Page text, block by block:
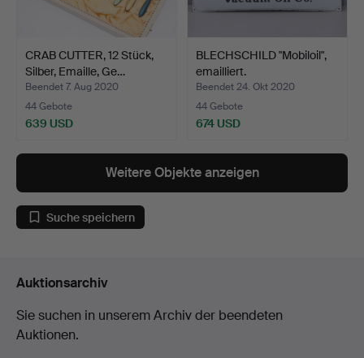
CRAB CUTTER, 12 Stück,
Silber, Emaille, Ge…
Beendet 7. Aug 2020
44 Gebote
639 USD
BLECHSCHILD "Mobiloil",
emailliert.
Beendet 24. Okt 2020
44 Gebote
674 USD
Weitere Objekte anzeigen
Suche speichern
Auktionsarchiv
Sie suchen in unserem Archiv der beendeten
Auktionen.